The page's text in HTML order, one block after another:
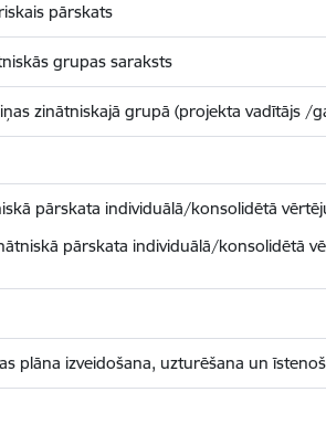
pārskats
grupas saraksts
zinātniskajā grupā (projekta vadītājs /
pārskata individuālā/konsolidētā
pārskata individuālā/konsolidētā
plāna izveidošana, uzturēšana un